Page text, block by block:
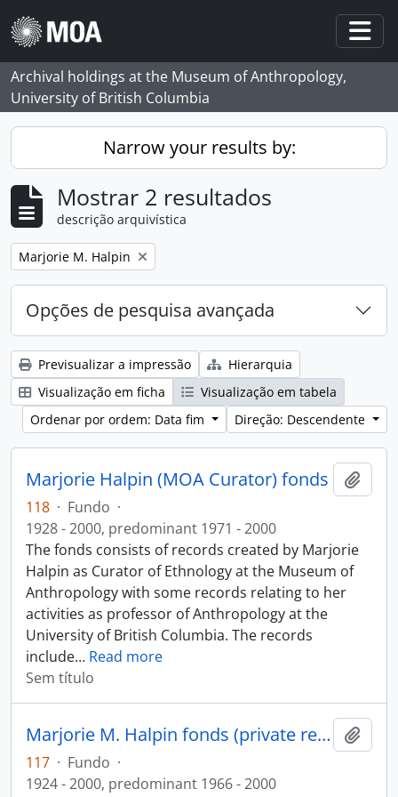
Skip to main content
Archival holdings at the Museum of Anthropology,
University of British Columbia
Narrow your results by:
Mostrar 2 resultados
descrição arquivística
Remove filter:
Marjorie M. Halpin
Opções de pesquisa avançada
Previsualizar a impressão
Hierarquia
Visualização em ficha
Visualização em tabela
Ordenar por ordem: Data fim
Direção: Descendente
Marjorie Halpin (MOA Curator) fonds
118 · Fundo ·
1928 - 2000, predominant 1971 - 2000
The fonds consists of records created by Marjorie
Halpin as Curator of Ethnology at the Museum of
Anthropology with some records relating to her
activities as professor of Anthropology at the
University of British Columbia. The records
include… Read more
Sem título
Marjorie M. Halpin fonds (private records)
117 · Fundo ·
1924 - 2000, predominant 1966 - 2000